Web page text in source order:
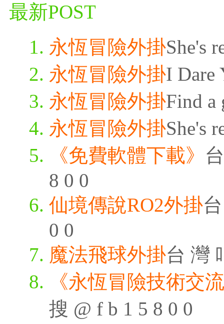
最新POST
永恆冒險外掛She's
永恆冒險外掛I Dare
永恆冒險外掛Find a
永恆冒險外掛She's
《免費軟體下載》
8 0 0
仙境傳說RO2外掛
0 0
魔法飛球外掛台 灣
《永恆冒險技術交
搜 @ f b 1 5 8 0 0